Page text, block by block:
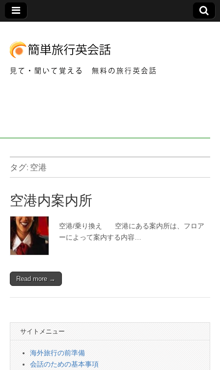
旅
行
英
会
話
タグ: 空港
空港内案内所
空港/乗り換え 空港にある案内所は、フロア
ーによって案内する内容…
Read more →
サイトメニュー
海外旅行の前準備
会話のための基本事項